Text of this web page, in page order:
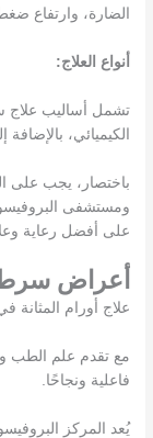
الضارة، وارتفاع
أنواع العلاج:
تشمل أساليب علاج
الكيميائي،
باختصار، يجب على
ومستشفى
على أفضل رعاية
أعراض
علاج أورام المثانة
مع تقدم علم الطب
فاعلية ونجاحًا.
يُعد المركز